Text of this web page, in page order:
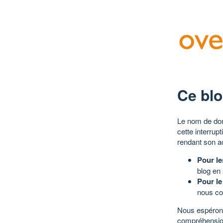
Ce
Le nom de
cette
rendant son
Pour
blog
Pour
nous
Nous